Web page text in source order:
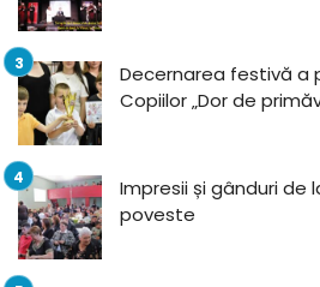
Decernarea festivă a
Copiilor „Dor de
Impresii și gânduri de
poveste